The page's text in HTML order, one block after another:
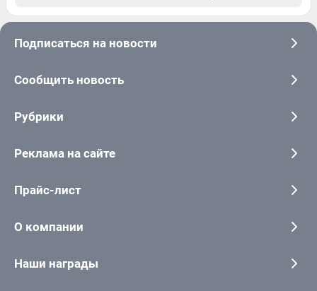
Подписаться на новости
Сообщить новость
Рубрики
Реклама на сайте
Прайс-лист
О компании
Наши награды